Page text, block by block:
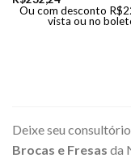
Ou com desconto R$
vista ou no
Deixe seu
Brocas e Fresas da